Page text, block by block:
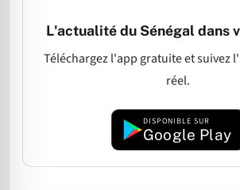
L'actualité du Sénégal dans
Téléchargez l'app gratuite et suivez
réel.
DISPONIBLE SUR
Google Play